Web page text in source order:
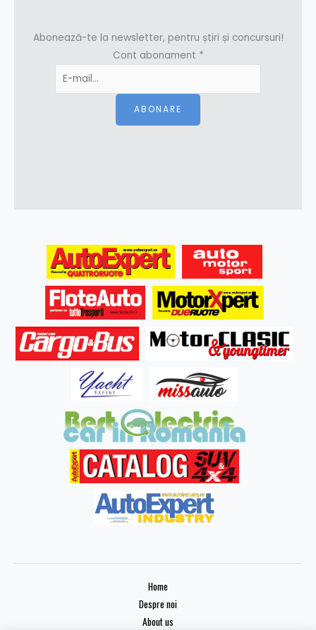
Abonează-te la newsletter, pentru știri și concursuri!
Cont abonament *
ABONARE
Home
Despre noi
About us